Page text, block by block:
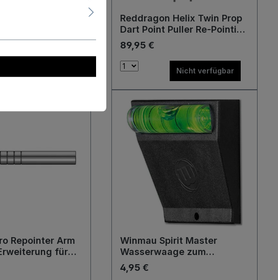
Centre of
Reddragon Helix Twin Prop
Dart Point Puller Re-Pointing
System Dart
Spitzenwechsel Maschine
Werkzeug
89,95 €
Nicht verfügbar
Repointer Arm
für
R4 Pro
Winmau Spirit Master
Wasserwaage zum
Ausrichten des Dartboards
Zubehör Dartboard
4,95 €